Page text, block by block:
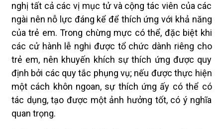
nghị tất cả các vị mục tử và cộng tác viên của các
ngài nên nỗ lực đáng kể để thích ứng với khả năng
của trẻ em. Trong chừng mực có thể, đặc biệt khi
các cử hành lễ nghi được tổ chức dành riêng cho
trẻ em, nên khuyến khích sự thích ứng được quy
định bởi các quy tắc phụng vụ; nếu được thực hiện
một cách khôn ngoan, sự thích ứng ấy có thể có
tác dụng, tạo được một ảnh hưởng tốt, có ý nghĩa
quan trọng.